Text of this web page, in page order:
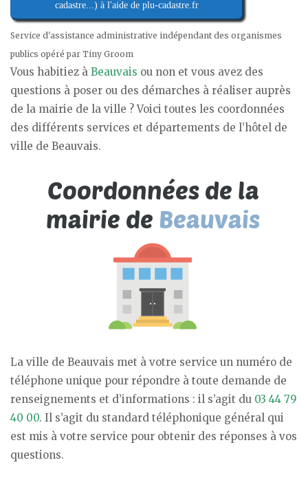
cadastre...) à l'aide de plu-cadastre.fr
Service d'assistance administrative indépendant des organismes
publics opéré par Tiny Groom
Vous habitiez à Beauvais ou non et vous avez des
questions à poser ou des démarches à réaliser auprès
de la mairie de la ville ? Voici toutes les coordonnées
des différents services et départements de l’hôtel de
ville de Beauvais.
La ville de Beauvais met à votre service un numéro de
téléphone unique pour répondre à toute demande de
renseignements et d’informations : il s’agit du 03 44 79
40 00. Il s’agit du standard téléphonique général qui
est mis à votre service pour obtenir des réponses à vos
questions.